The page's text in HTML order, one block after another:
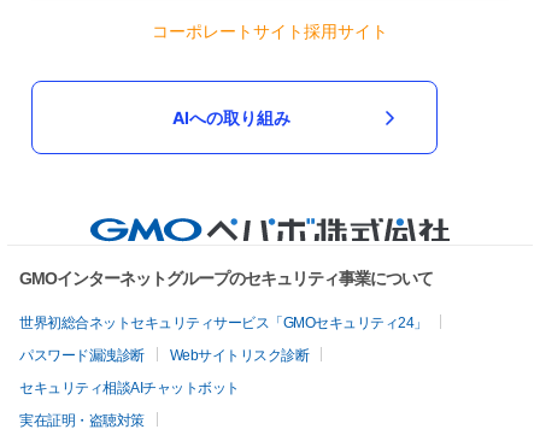
コーポレートサイト採用サイト
AIへの取り組み
GMOインターネットグループのセキュリティ事業について
世界初総合ネットセキュリティサービス「GMOセキュリティ24」
パスワード漏洩診断
Webサイトリスク診断
セキュリティ相談AIチャットボット
実在証明・盗聴対策